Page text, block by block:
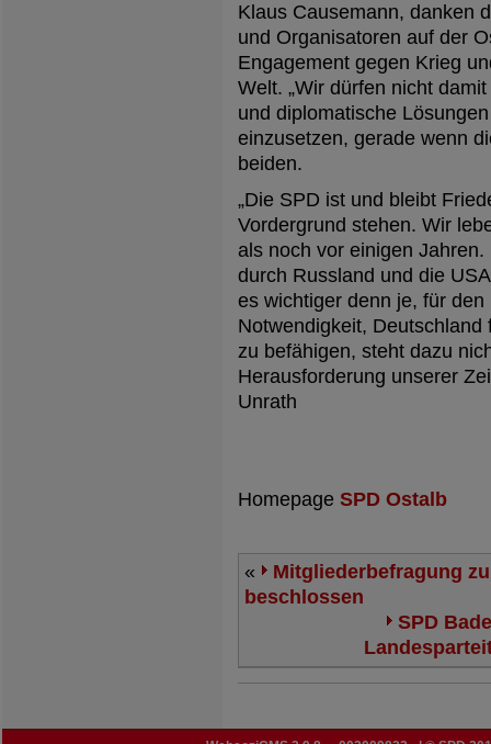
Klaus Causemann, danken
und Organisatoren auf der
Engagement gegen Krieg
Welt. „Wir dürfen nicht
und diplomatische
einzusetzen, gerade wenn
beiden.
„Die SPD ist und bleibt
Vordergrund stehen. Wir
als noch vor einigen
durch Russland und die
es wichtiger denn je, für
Notwendigkeit,
zu befähigen, steht dazu
Herausforderung unserer
Unrath
Homepage SPD Ostalb
«
Mitgliederbefragung
beschlossen
SPD